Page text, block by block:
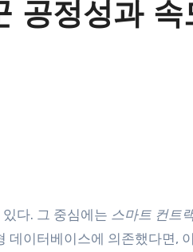
공정성과 속
다. 그 중심에는 스마트 컨트
데이터베이스에 의존했다면,